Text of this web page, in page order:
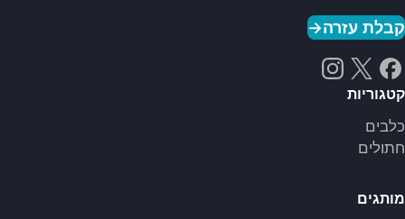
קבלת עזרה→
קטגוריות
כלבים
חתולים
מותגים